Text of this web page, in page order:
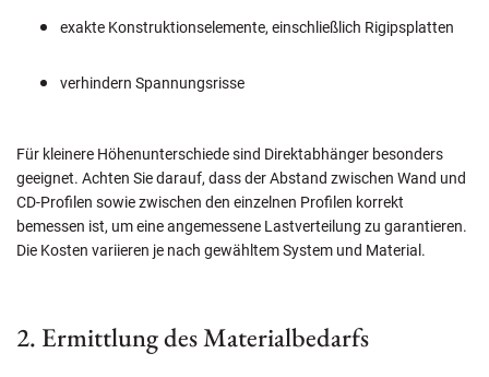
exakte Konstruktionselemente, einschließlich Rigipsplatten
verhindern Spannungsrisse
Für kleinere Höhenunterschiede sind Direktabhänger besonders
geeignet. Achten Sie darauf, dass der Abstand zwischen Wand und
CD-Profilen sowie zwischen den einzelnen Profilen korrekt
bemessen ist, um eine angemessene Lastverteilung zu garantieren.
Die Kosten variieren je nach gewähltem System und Material.
2. Ermittlung des Materialbedarfs